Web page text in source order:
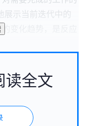
展示当前迭代中的
变化趋势，是反应
读全文